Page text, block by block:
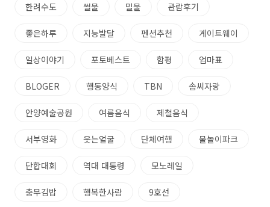
한려수도 썰물 밀물 관람후기
좋은하루 지능발달 펜션추천 게이트웨이
일상이야기 포토베스트 함평 엄마표
BLOGER 행동양식 TBN 솜씨자랑
안양예술공원 여름음식 제철음식
서부영화 웃는얼굴 단체여행 물놀이파크
단합대회 역대 대통령 모노레일
충무김밥 행복한사람 9호선